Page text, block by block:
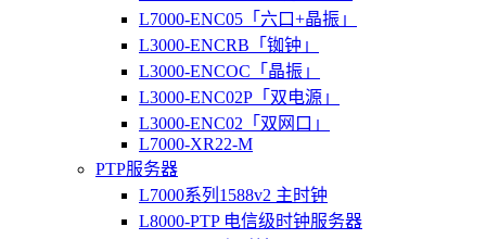
L7000-ENC05「六口+晶振」
L3000-ENCRB「铷钟」
L3000-ENCOC「晶振」
L3000-ENC02P「双电源」
L3000-ENC02「双网口」
L7000-XR22-M
PTP服务器
L7000系列1588v2 主时钟
L8000-PTP 电信级时钟服务器